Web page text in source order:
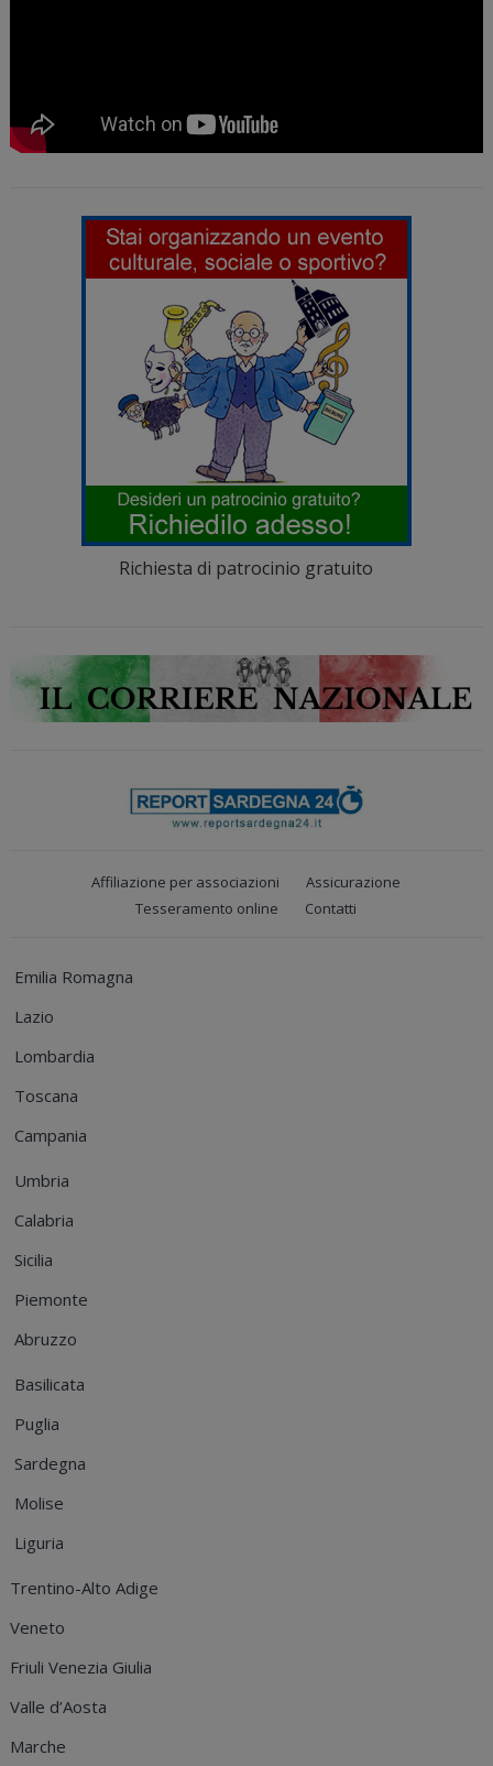
Richiesta di patrocinio gratuito
Affiliazione per associazioni
Assicurazione
Tesseramento online
Contatti
Emilia Romagna
Lazio
Lombardia
Toscana
Campania
Umbria
Calabria
Sicilia
Piemonte
Abruzzo
Basilicata
Puglia
Sardegna
Molise
Liguria
Trentino-Alto Adige
Veneto
Friuli Venezia Giulia
Valle d’Aosta
Marche